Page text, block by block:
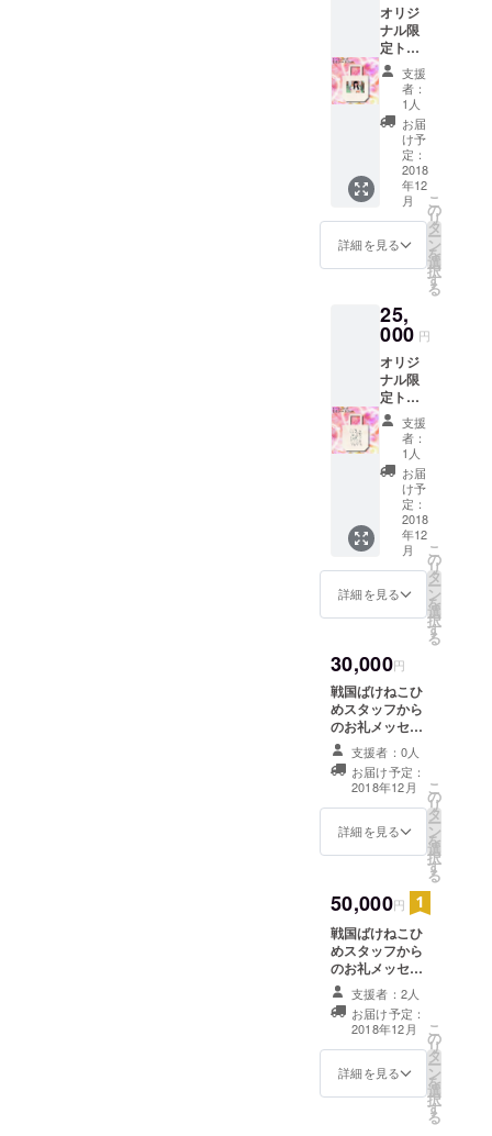
オリジ
ナル限
定トー
トバッ
グサイ
ン入り
（タイ
プA）
戦国ば
けねこ
ひめス
タッフ
からの
お礼
メッ
セージ
綾さん
からの
お礼ボ
イス
支援
者：
1人
お届
け予
定：
2018
年12
月
詳細を見る
こ
の
リ
タ
ー
ン
を
選
択
す
る
25,
000 円
オリジ
ナル限
定トー
トバッ
グサイ
ン入り
（タイ
プB）
戦国ば
けねこ
ひめス
タッフ
からの
お礼
メッ
セージ
綾さん
からの
お礼ボ
イス
支援
者：
1人
お届
け予
定：
2018
年12
月
詳細を見る
こ
の
リ
タ
ー
ン
を
選
択
す
る
30,000円
戦国ばけねこひ
めスタッフから
のお礼メッセー
ジ いずみ綾さん
からのお礼ボイ
ス いずみ綾さん
からのお礼動画
支援者：0人
お届け予定：
2018年12月
詳細を見る
こ
の
リ
タ
ー
ン
を
選
択
す
る
50,000円
戦国ばけねこひ
めスタッフから
のお礼メッセー
ジ いずみ綾さん
からのお礼ボイ
ス いずみ綾さん
からのお礼動画
いずみ綾さんの
メイキング映像
支援者：2人
お届け予定：
2018年12月
詳細を見る
こ
の
リ
タ
ー
ン
を
選
択
す
る